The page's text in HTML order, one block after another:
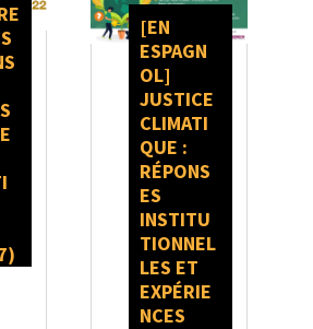
[EN
ESPAGN
OL]
JUSTICE
CLIMATI
QUE :
RÉPONS
ES
INSTITU
TIONNEL
LES ET
EXPÉRIE
NCES